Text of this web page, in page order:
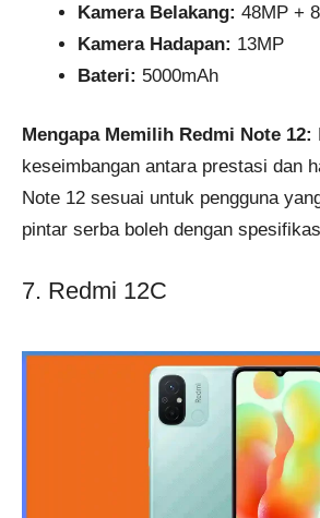
Kamera Belakang: 48MP +
Kamera Hadapan: 13MP
Bateri: 5000mAh
Mengapa Memilih Redmi Note 12:
keseimbangan antara prestasi dan
Note 12 sesuai untuk pengguna
pintar serba boleh dengan
7. Redmi 12C